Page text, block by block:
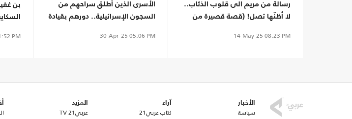
رسالة من مريم الى قلوب الذئاب..
لا أظنّها تصل! (قصة قصيرة من
14-May-25 08:23 PM
الأسرى الذين أطلق سراحهم من
السجون الإسرائيلية.. دورهم بقيادة
30-Apr-25 05:06 PM
بن
PM
الأخبار
سياسة
آراء
كتاب عربي21
المزيد
عربي21 TV